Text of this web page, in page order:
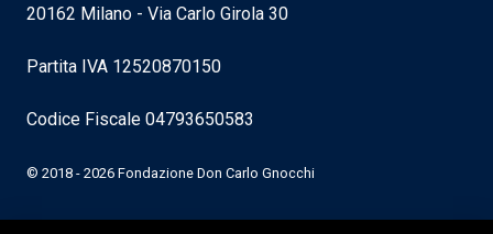
20162 Milano - Via Carlo Girola 30
Partita IVA 12520870150
Codice Fiscale 04793650583
© 2018 - 2026 Fondazione Don Carlo Gnocchi